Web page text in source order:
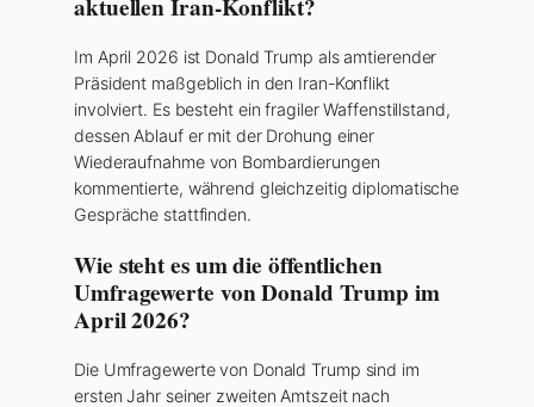
aktuellen Iran-Konflikt?
Im April 2026 ist Donald Trump als amtierender
Präsident maßgeblich in den Iran-Konflikt
involviert. Es besteht ein fragiler Waffenstillstand,
dessen Ablauf er mit der Drohung einer
Wiederaufnahme von Bombardierungen
kommentierte, während gleichzeitig diplomatische
Gespräche stattfinden.
Wie steht es um die öffentlichen
Umfragewerte von Donald Trump im
April 2026?
Die Umfragewerte von Donald Trump sind im
ersten Jahr seiner zweiten Amtszeit nach